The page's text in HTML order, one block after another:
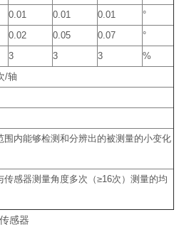
0.01 0.01 0.01
°
0.02 0.05 0.07
°
3 3 3
%
/轴
围内能够检测和分辨出的被测量的小变化
传感器测量角度多次（≥16次）测量的均
感器